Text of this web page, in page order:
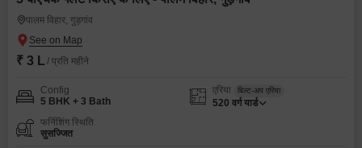
पालम विहार, गुड़गांव
₹ 3 L / प्रति महीने
Config
5 BHK + 3 Bath
एरिया बिल्ट-अप एरिया
520 वर्ग यार्ड
फर्निशिंग स्थिति
सुसज्जित